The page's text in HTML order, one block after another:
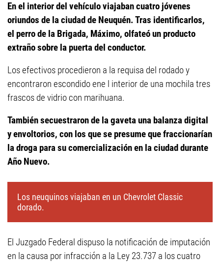
En el interior del vehículo viajaban cuatro jóvenes
oriundos de la ciudad de Neuquén. Tras identificarlos,
el perro de la Brigada, Máximo, olfateó un producto
extraño sobre la puerta del conductor.
Los efectivos procedieron a la requisa del rodado y
encontraron escondido ene l interior de una mochila tres
frascos de vidrio con marihuana.
También secuestraron de la gaveta una balanza digital
y envoltorios, con los que se presume que fraccionarían
la droga para su comercialización en la ciudad durante
Año Nuevo.
Los neuquinos viajaban en un Chevrolet Classic
dorado.
El Juzgado Federal dispuso la notificación de imputación
en la causa por infracción a la Ley 23.737 a los cuatro